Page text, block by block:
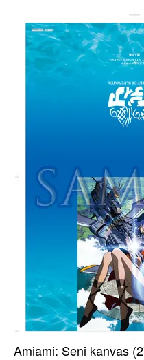
Amiami: Seni kanvas